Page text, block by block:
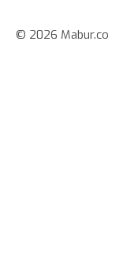
© 2026 Mabur.co